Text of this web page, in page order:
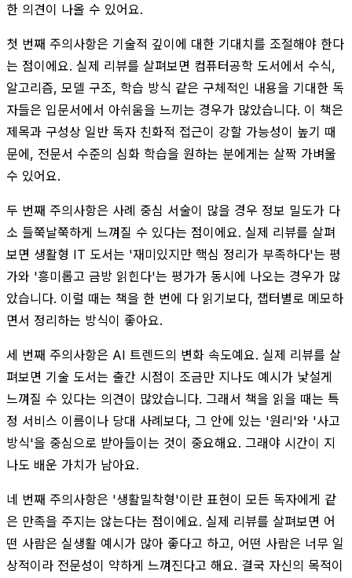
한 의견이 나올 수 있어요.
첫 번째 주의사항은 기술적 깊이에 대한 기대치를 조절해야 한다
는 점이에요. 실제 리뷰를 살펴보면 컴퓨터공학 도서에서 수식,
알고리즘, 모델 구조, 학습 방식 같은 구체적인 내용을 기대한 독
자들은 입문서에서 아쉬움을 느끼는 경우가 많았습니다. 이 책은
제목과 구성상 일반 독자 친화적 접근이 강할 가능성이 높기 때
문에, 전문서 수준의 심화 학습을 원하는 분에게는 살짝 가벼울
수 있어요.
두 번째 주의사항은 사례 중심 서술이 많을 경우 정보 밀도가 다
소 들쭉날쭉하게 느껴질 수 있다는 점이에요. 실제 리뷰를 살펴
보면 생활형 IT 도서는 '재미있지만 핵심 정리가 부족하다'는 평
가와 '흥미롭고 금방 읽힌다'는 평가가 동시에 나오는 경우가 많
았습니다. 이럴 때는 책을 한 번에 다 읽기보다, 챕터별로 메모하
면서 정리하는 방식이 좋아요.
세 번째 주의사항은 AI 트렌드의 변화 속도예요. 실제 리뷰를 살
펴보면 기술 도서는 출간 시점이 조금만 지나도 예시가 낯설게
느껴질 수 있다는 의견이 많았습니다. 그래서 책을 읽을 때는 특
정 서비스 이름이나 당대 사례보다, 그 안에 있는 '원리'와 '사고
방식'을 중심으로 받아들이는 것이 중요해요. 그래야 시간이 지
나도 배운 가치가 남아요.
네 번째 주의사항은 '생활밀착형'이란 표현이 모든 독자에게 같
은 만족을 주지는 않는다는 점이에요. 실제 리뷰를 살펴보면 어
떤 사람은 실생활 예시가 많아 좋다고 하고, 어떤 사람은 너무 일
상적이라 전문성이 약하게 느껴진다고 해요. 결국 자신의 목적이